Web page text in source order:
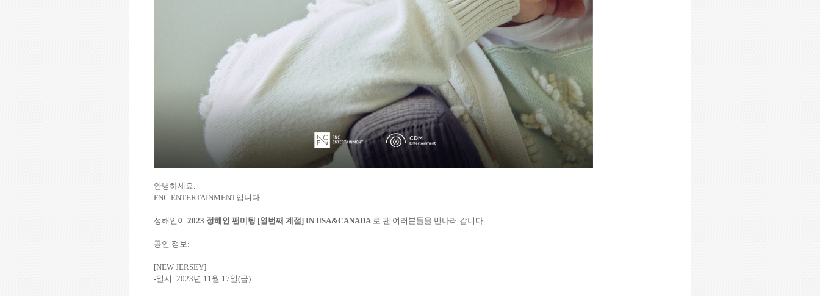
안녕하세요.
FNC ENTERTAINMENT입니다.
정해인이 2023 정해인 팬미팅 [열번째 계절] IN USA&CANADA 로 팬 여러분들을 만나러 갑니다.
공연 정보:
[NEW JERSEY]
-일시: 2023년 11월 17일(금)